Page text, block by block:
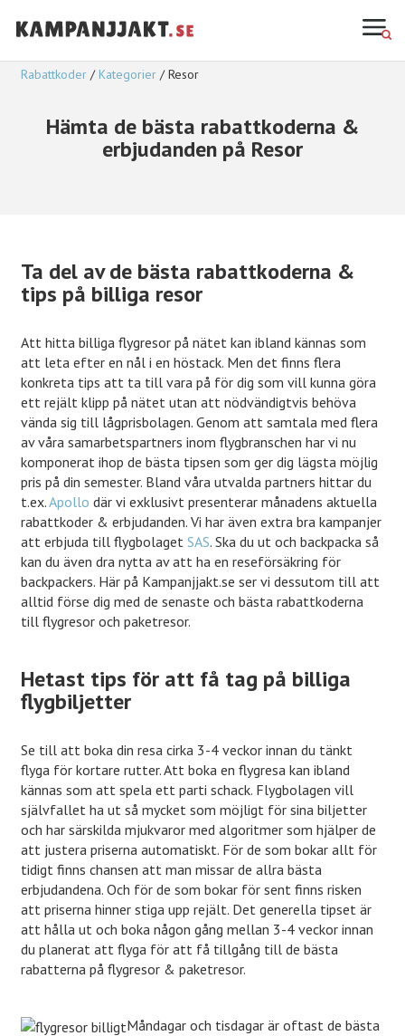
Rabattkoder Kategorier Resor
Hämta de bästa rabattkoderna &
erbjudanden på Resor
Ta del av de bästa rabattkoderna &
tips på billiga resor
Att hitta billiga flygresor på nätet kan ibland kännas som
att leta efter en nål i en höstack. Men det finns flera
konkreta tips att ta till vara på för dig som vill kunna göra
ett rejält klipp på nätet utan att nödvändigtvis behöva
vända sig till lågprisbolagen. Genom att samtala med flera
av våra samarbetspartners inom flygbranschen har vi nu
komponerat ihop de bästa tipsen som ger dig lägsta möjlig
pris på din semester. Bland våra utvalda partners hittar du
t.ex.Apollo där vi exklusivt presenterar månadens aktuella
rabattkoder & erbjudanden. Vi har även extra bra kampanjer
att erbjuda till flygbolagetSAS. Ska du ut och backpacka så
kan du även dra nytta av att ha en reseförsäkring för
backpackers. Här på Kampanjjakt.se ser vi dessutom till att
alltid förse dig med de senaste och bästa rabattkoderna
till flygresor och paketresor.
Hetast tips för att få tag på billiga
flygbiljetter
Se till att boka din resa cirka 3-4 veckor innan du tänkt
flyga för kortare rutter. Att boka en flygresa kan ibland
kännas som att spela ett parti schack. Flygbolagen vill
självfallet ha ut så mycket som möjligt för sina biljetter
och har särskilda mjukvaror med algoritmer som hjälper de
att justera priserna automatiskt. För de som bokar allt för
tidigt finns chansen att man missar de allra bästa
erbjudandena. Och för de som bokar för sent finns risken
att priserna hinner stiga upp rejält. Det generella tipset är
att hålla ut och boka någon gång mellan 3-4 veckor innan
du planerat att flyga för att få tillgång till de bästa
rabatterna på flygresor & paketresor.
Måndagar och tisdagar är oftast de bästa